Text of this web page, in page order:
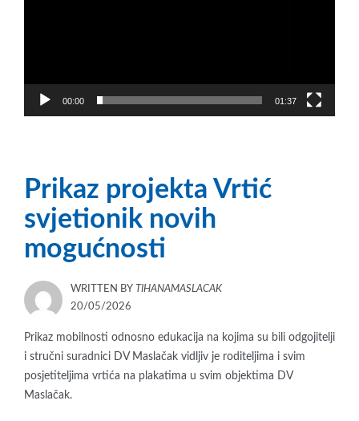
00:00 01:37
Prikaz projekta Vrtić
svjetionik novih
mogućnosti
WRITTEN BY TIHANAMASLACAK
POSTED
20/05/2026
Prikaz mobilnosti odnosno edukacija na kojima su bili odgojitelji
i stručni suradnici DV Maslačak vidljiv je roditeljima i svim
posjetiteljima vrtića na plakatima u svim objektima DV
Maslačak.